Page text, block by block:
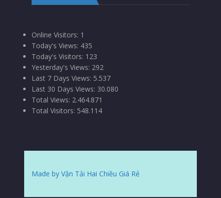
Online Visitors: 1
Today's Views: 435
Today's Visitors: 123
Yesterday's Views: 292
Last 7 Days Views: 5.537
Last 30 Days Views: 30.080
Total Views: 2.464.871
Total Visitors: 548.114
Made by Vận Tải Hai Chiều Giá Rẻ